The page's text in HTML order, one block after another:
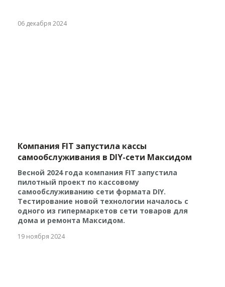
06 декабря 2024
Компания FIT запустила кассы
самообслуживания в DIY-сети Максидом
Весной 2024 года компания FIT запустила
пилотный проект по кассовому
самообслуживанию сети формата DIY.
Тестирование новой технологии началось с
одного из гипермаркетов сети товаров для
дома и ремонта Максидом.
19 ноября 2024